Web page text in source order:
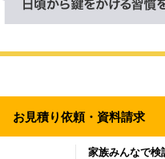
お見積り依頼・資料請求
家族みんなで検